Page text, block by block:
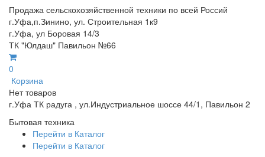
Продажа сельскохозяйственной техники по всей Россий
г.Уфа,п.Зинино, ул. Строительная 1к9
г.Уфа, ул Боровая 14/3
ТК "Юлдаш" Павильон №66
0
Корзина
Нет товаров
г.Уфа ТК радуга , ул.Индустриальное шоссе 44/1, Павильон 2
Бытовая техника
Перейти в Каталог
Перейти в Каталог